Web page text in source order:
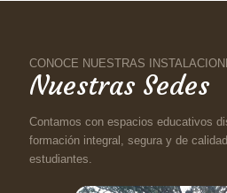
CONOCE NUESTRAS
Nuestras Sedes
Contamos con espacios educativos
formación integral, segura y de
estudiantes.